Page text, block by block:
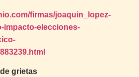
firmas/joaquin_lopez-
impacto-elecciones-
grietas